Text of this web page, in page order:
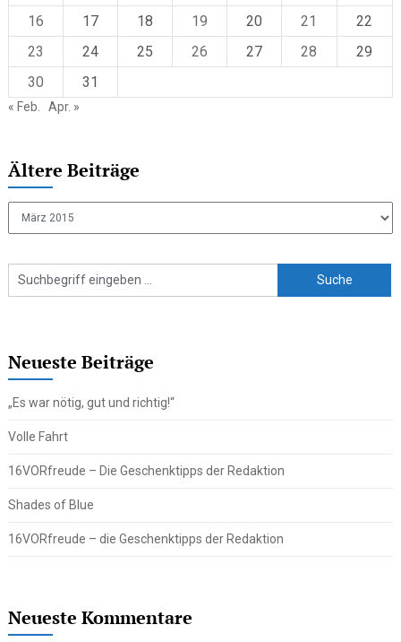
16
17 18 19 20 21
22
23
24 25 26 27 28
29
30
31
« Feb. Apr. »
Ältere Beiträge
Neueste Beiträge
„Es war nötig, gut und richtig!“
Volle Fahrt
16VORfreude – Die Geschenktipps der Redaktion
Shades of Blue
16VORfreude – die Geschenktipps der Redaktion
Neueste Kommentare